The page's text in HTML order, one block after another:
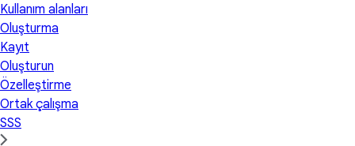
Kullanım alanları
Oluşturma
Kayıt
Oluşturun
Özelleştirme
Ortak çalışma
SSS